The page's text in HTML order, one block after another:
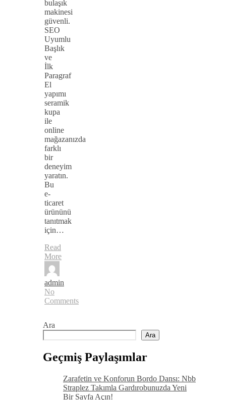
bulaşık
makinesi
güvenli.
SEO
Uyumlu
Başlık
ve
İlk
Paragraf
El
yapımı
seramik
kupa
ile
online
mağazanızda
farklı
bir
deneyim
yaratın.
Bu
e-
ticaret
ürününü
tanıtmak
için…
Read
More
admin
No
Comments
Ara
Ara
Geçmiş Paylaşımlar
Zarafetin ve Konforun Bordo Dansı: Nbb
Straplez Takımla Gardırobunuzda Yeni
Bir Sayfa Açın!